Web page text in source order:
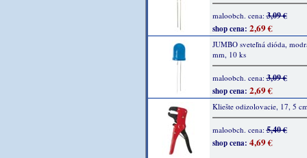
maloobch. cena:3,09 €
shop cena: 2,69 €
JUMBO sveteľná dióda,
mm, 10 ks
maloobch. cena:3,09 €
shop cena: 2,69 €
Kliešte odizolovacie, 17, 5
maloobch. cena:5,40 €
shop cena: 4,69 €